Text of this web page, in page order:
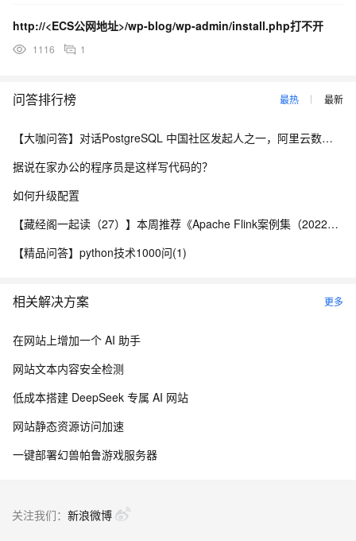
http://<ECS公网地址>/wp-blog/wp-admin/install.php打不开
1116 1
问答排行榜 最热 最新
【大咖问答】对话PostgreSQL 中国社区发起人之一，阿里云数据库高级专家 德哥
据说在家办公的程序员是这样写代码的？
如何升级配置
【藏经阁一起读（27）】本周推荐《Apache Flink案例集（2022版）》，你有哪些心得？
【精品问答】python技术1000问(1)
相关解决方案 更多
在网站上增加一个 AI 助手
网站文本内容安全检测
低成本搭建 DeepSeek 专属 AI 网站
网站静态资源访问加速
一键部署幻兽帕鲁游戏服务器
关注我们： 新浪微博